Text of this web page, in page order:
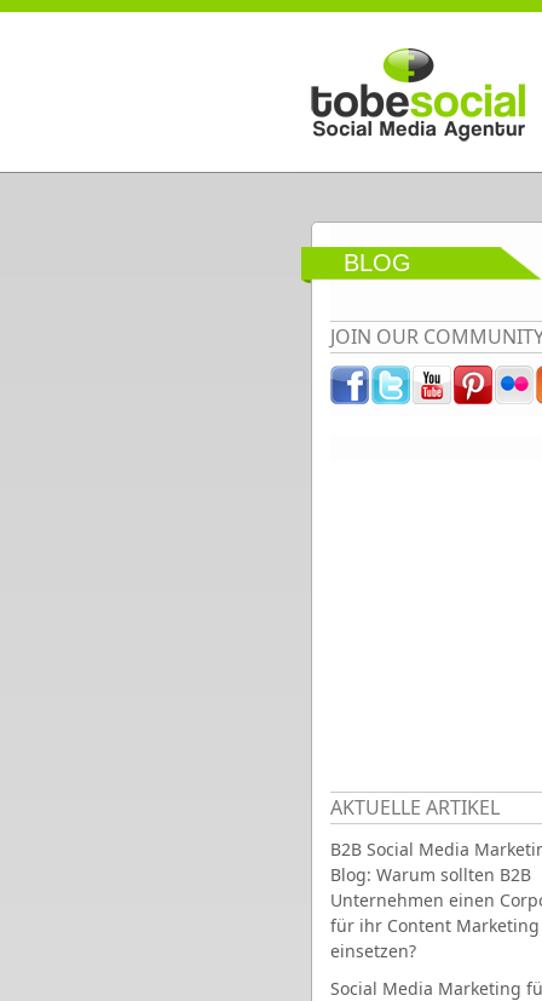
Direkt zum Inhalt
BLOG
JOIN OUR
AKTUELLE ARTIKEL
B2B Social Media
Blog: Warum sollten B2B
Unternehmen einen
für ihr Content Marketing
einsetzen?
Social Media Marketing